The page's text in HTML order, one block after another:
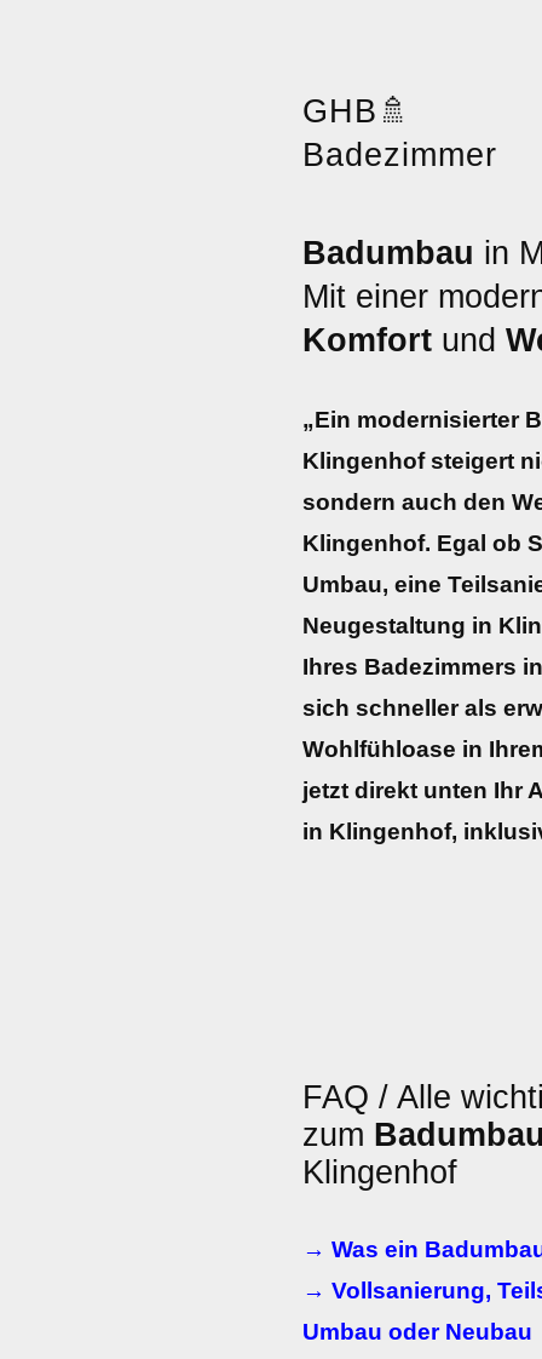
GHB 🚿
Badezimmer
Badumbau in
Mit einer
Komfort und
„Ein modernisierter
Klingenhof steigert
sondern auch den
Klingenhof. Egal ob
Umbau, eine
Neugestaltung in
Ihres Badezimmers
sich schneller als
Wohlfühloase in
jetzt direkt unten Ihr
in Klingenhof,
FAQ / Alle
zum
Klingenhof
→ Was ein
→ Vollsanierung,
Umbau oder Neubau